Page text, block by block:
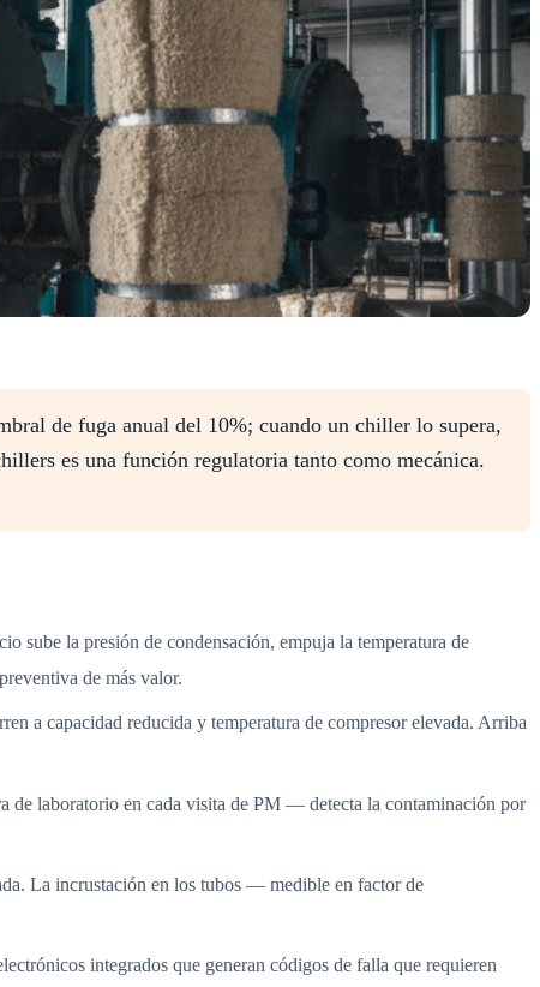
de fuga anual del 10%; cuando un chiller lo supera,
es una función regulatoria tanto como mecánica.
sube la presión de condensación, empuja la temperatura de
de más valor.
a capacidad reducida y temperatura de compresor elevada. Arriba
laboratorio en cada visita de PM — detecta la contaminación por
La incrustación en los tubos — medible en factor de
integrados que generan códigos de falla que requieren